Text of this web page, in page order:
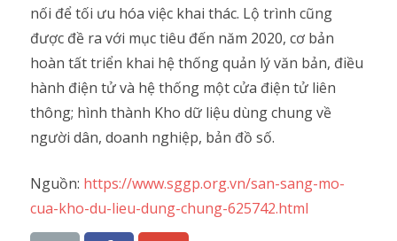
nối để tối ưu hóa việc khai thác. Lộ trình cũng
được đề ra với mục tiêu đến năm 2020, cơ bản
hoàn tất triển khai hệ thống quản lý văn bản, điều
hành điện tử và hệ thống một cửa điện tử liên
thông; hình thành Kho dữ liệu dùng chung về
người dân, doanh nghiệp, bản đồ số.
Nguồn: https://www.sggp.org.vn/san-sang-mo-
cua-kho-du-lieu-dung-chung-625742.html